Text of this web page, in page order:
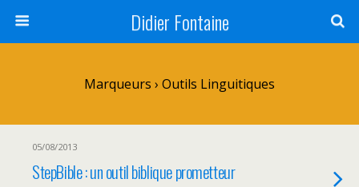
Didier Fontaine
Marqueurs › Outils Linguitiques
05/08/2013
StepBible : un outil biblique prometteur